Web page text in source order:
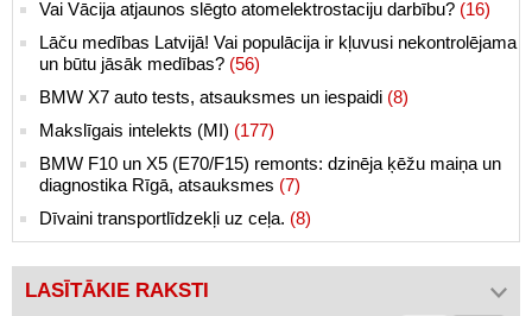
Vai Vācija atjaunos slēgto atomelektrostaciju darbību? (16)
Lāču medības Latvijā! Vai populācija ir kļuvusi nekontrolējama
un būtu jāsāk medības? (56)
BMW X7 auto tests, atsauksmes un iespaidi (8)
Makslīgais intelekts (MI) (177)
BMW F10 un X5 (E70/F15) remonts: dzinēja ķēžu maiņa un
diagnostika Rīgā, atsauksmes (7)
Dīvaini transportlīdzekļi uz ceļa. (8)
LASĪTĀKIE RAKSTI